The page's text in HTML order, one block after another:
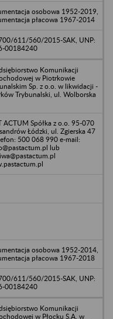
osobowa 1952-2019,
płacowa 1967-2014
611/560/2015-SAK, UNP:
00184240
Komunikacji
w Piotrkowie
Sp. z o.o. w likwidacji -
Trybunalski, ul. Wolborska
ACTUM Spółka z o.o. 95-070
Łódzki, ul. Zgierska 47
500 068 990 e-mail:
lub
osobowa 1952-2014,
płacowa 1967-2018
611/560/2015-SAK, UNP:
00184240
Komunikacji
w Płocku S.A. w